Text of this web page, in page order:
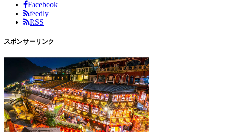
Facebook
feedly
RSS
スポンサーリンク